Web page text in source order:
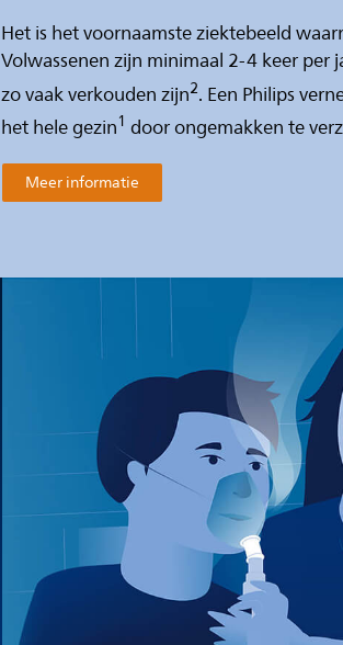
Het is het voornaamste ziektebeeld
Volwassenen zijn minimaal 2-4 keer
zo vaak verkouden zijn2. Een Philips
het hele gezin1 door ongemakken te
Meer informatie